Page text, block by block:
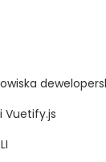
Vuetify.js